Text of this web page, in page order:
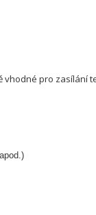
pro zasílání